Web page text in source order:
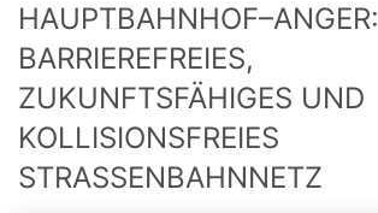
BARRIEREFREIES,
ZUKUNFTSFÄHIGES UND
KOLLISIONSFREIES
STRASSENBAHNNETZ